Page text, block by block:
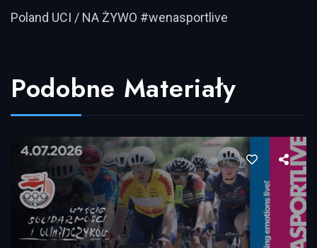
Poland UCI / NA ŻYWO #wenasportlive
Podobne Materiały